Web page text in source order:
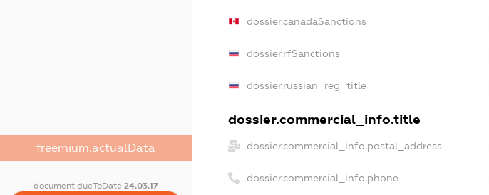
freemium.actualData
document.dueToDate 24.03.17
dossier.canadaSanctions
dossier.rfSanctions
dossier.russian_reg_title
dossier.commercial_info.title
dossier.commercial_info.postal_address
dossier.commercial_info.phone